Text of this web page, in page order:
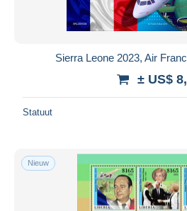
Sierra Leone 2023, Air
± US$
Statuut
Nieuw